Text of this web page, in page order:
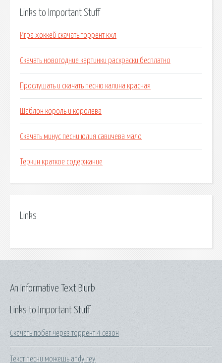
Links to Important Stuff
Игра хоккей скачать торрент кхл
Скачать новогодние картинки раскраски бесплатно
Прослушать и скачать песню калина красная
Шаблон король и королева
Скачать минус песни юлия савичева мало
Теркин краткое содержание
Links
Links to Important Stuff
Скачать побег через торрент 4 сезон
Текст песни можешь andy rey
An Informative Text Blurb